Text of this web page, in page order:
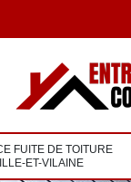
FUITE DE TOITURE
ET-VILAINE